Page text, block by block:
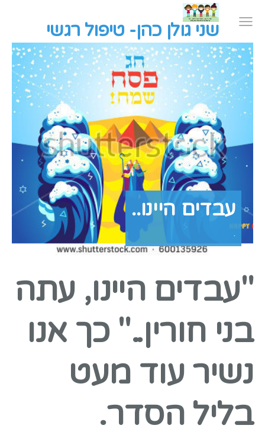
שני גולן כהן- טיפול רגשי
עבדים היינו..
.
"עבדים היינו, עתה
בני חורין.." כך אנו
נשיר עוד מעט
בליל הסדר.